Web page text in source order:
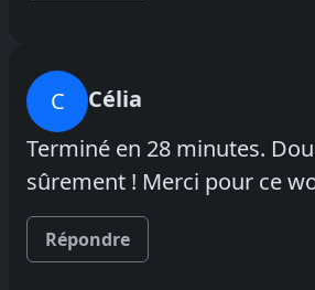
C
Célia
Terminé en 28 minutes.
sûrement ! Merci pour ce
Répondre